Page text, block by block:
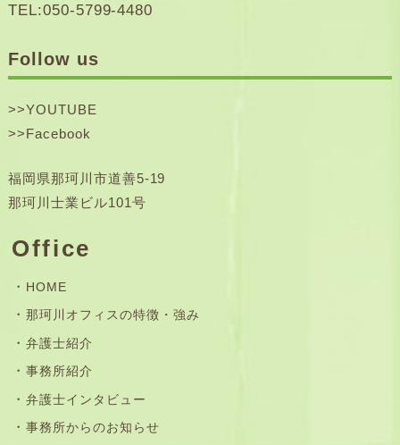
TEL:050-5799-4480
Follow us
>>YOUTUBE
>>Facebook
福岡県那珂川市道善5-19
那珂川士業ビル101号
Office
HOME
那珂川オフィスの特徴・強み
弁護士紹介
事務所紹介
弁護士インタビュー
事務所からのお知らせ